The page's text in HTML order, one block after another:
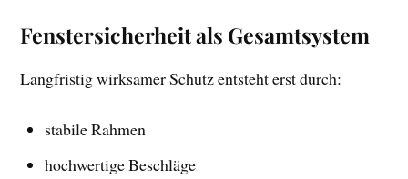
Fenstersicherheit als Gesamtsystem
Langfristig wirksamer Schutz entsteht erst durch:
stabile Rahmen
hochwertige Beschläge